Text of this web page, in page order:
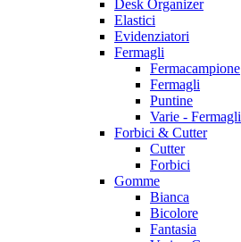
Desk Organizer
Elastici
Evidenziatori
Fermagli
Fermacampione
Fermagli
Puntine
Varie - Fermagli
Forbici & Cutter
Cutter
Forbici
Gomme
Bianca
Bicolore
Fantasia